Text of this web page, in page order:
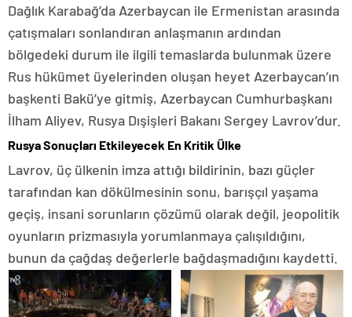
Dağlık Karabağ’da Azerbaycan ile Ermenistan arasında
çatışmaları sonlandıran anlaşmanın ardından
bölgedeki durum ile ilgili temaslarda bulunmak üzere
Rus hükümet üyelerinden oluşan heyet Azerbaycan’ın
başkenti Bakü’ye gitmiş, Azerbaycan Cumhurbaşkanı
İlham Aliyev, Rusya Dışişleri Bakanı Sergey Lavrov’dur.
Rusya Sonuçları Etkileyecek En Kritik Ülke
Lavrov, üç ülkenin imza attığı bildirinin, bazı güçler
tarafından kan dökülmesinin sonu, barışçıl yaşama
geçiş, insani sorunların çözümü olarak değil, jeopolitik
oyunların prizmasıyla yorumlanmaya çalışıldığını,
bunun da çağdaş değerlerle bağdaşmadığını kaydetti.